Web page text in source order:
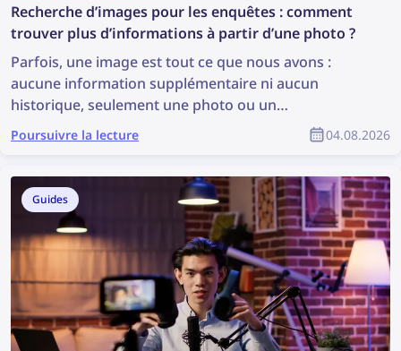
Recherche d’images pour les enquêtes : comment
trouver plus d’informations à partir d’une photo ?
Parfois, une image est tout ce que nous avons :
aucune information supplémentaire ni aucun
historique, seulement une photo ou un
enregistrement. Est-ce suffisant pour commencer
une enquête ? Ce n’est peut-être pas idéal, mais cela
peut révéler des informations précieuses et
contribuer à l’enquête. Alors, comment trouver plus
d’informations à partir d’une photo ?
Poursuivre la lecture 04.08.2026
Guides